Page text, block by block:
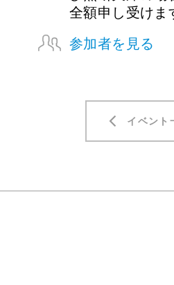
全額申し受けま
参加者を見る
イベント